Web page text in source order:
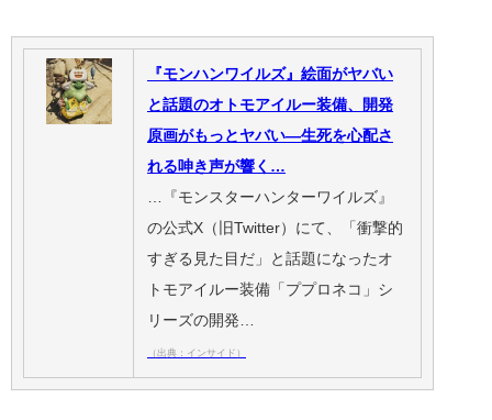
『モンハンワイルズ』絵面がヤバい
と話題のオトモアイルー装備、開発
原画がもっとヤバい―生死を心配さ
れる呻き声が響く…
…『モンスターハンターワイルズ』
の公式X（旧Twitter）にて、「衝撃的
すぎる見た目だ」と話題になったオ
トモアイルー装備「ププロネコ」シ
リーズの開発…
（出典：インサイド）